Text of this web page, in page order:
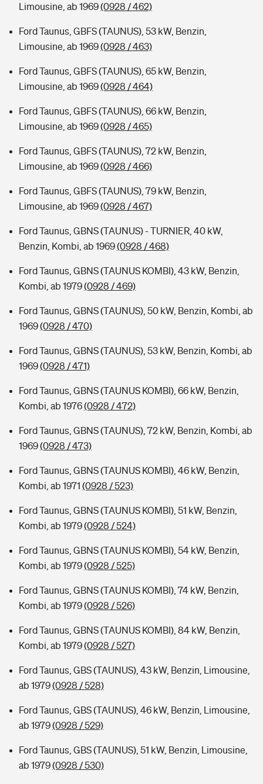
Limousine, ab 1969(0928 / 462)
Ford Taunus, GBFS (TAUNUS), 53 kW, Benzin,
Limousine, ab 1969(0928 / 463)
Ford Taunus, GBFS (TAUNUS), 65 kW, Benzin,
Limousine, ab 1969(0928 / 464)
Ford Taunus, GBFS (TAUNUS), 66 kW, Benzin,
Limousine, ab 1969(0928 / 465)
Ford Taunus, GBFS (TAUNUS), 72 kW, Benzin,
Limousine, ab 1969(0928 / 466)
Ford Taunus, GBFS (TAUNUS), 79 kW, Benzin,
Limousine, ab 1969(0928 / 467)
Ford Taunus, GBNS (TAUNUS) - TURNIER, 40 kW,
Benzin, Kombi, ab 1969(0928 / 468)
Ford Taunus, GBNS (TAUNUS KOMBI), 43 kW, Benzin,
Kombi, ab 1979(0928 / 469)
Ford Taunus, GBNS (TAUNUS), 50 kW, Benzin, Kombi, ab
1969(0928 / 470)
Ford Taunus, GBNS (TAUNUS), 53 kW, Benzin, Kombi, ab
1969(0928 / 471)
Ford Taunus, GBNS (TAUNUS KOMBI), 66 kW, Benzin,
Kombi, ab 1976(0928 / 472)
Ford Taunus, GBNS (TAUNUS), 72 kW, Benzin, Kombi, ab
1969(0928 / 473)
Ford Taunus, GBNS (TAUNUS KOMBI), 46 kW, Benzin,
Kombi, ab 1971 (0928 / 523)
Ford Taunus, GBNS (TAUNUS KOMBI), 51 kW, Benzin,
Kombi, ab 1979(0928 / 524)
Ford Taunus, GBNS (TAUNUS KOMBI), 54 kW, Benzin,
Kombi, ab 1979(0928 / 525)
Ford Taunus, GBNS (TAUNUS KOMBI), 74 kW, Benzin,
Kombi, ab 1979(0928 / 526)
Ford Taunus, GBNS (TAUNUS KOMBI), 84 kW, Benzin,
Kombi, ab 1979(0928 / 527)
Ford Taunus, GBS (TAUNUS), 43 kW, Benzin, Limousine,
ab 1979(0928 / 528)
Ford Taunus, GBS (TAUNUS), 46 kW, Benzin, Limousine,
ab 1979(0928 / 529)
Ford Taunus, GBS (TAUNUS), 51 kW, Benzin, Limousine,
ab 1979(0928 / 530)